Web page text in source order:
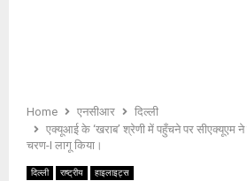
Home एनसीआर
दिल्ली
एक्यूआई के ‘खराब’ श्रेणी में पहुँचने पर सीएक्यूएम
चरण-I लागू किया।
दिल्ली राष्ट्रीय हाइलाइट्स